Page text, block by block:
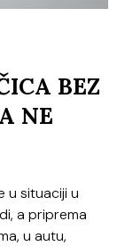
BEZ
NE
u situaciji u
a priprema
u autu,